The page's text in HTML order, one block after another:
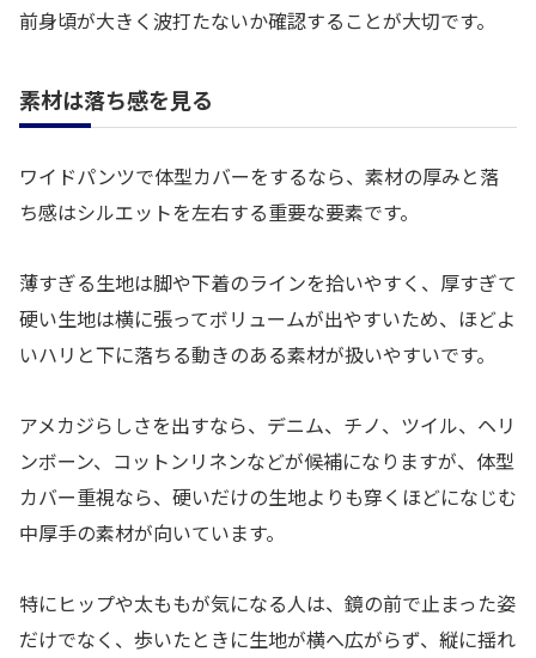
前身頃が大きく波打たないか確認することが大切です。
素材は落ち感を見る
ワイドパンツで体型カバーをするなら、素材の厚みと落
ち感はシルエットを左右する重要な要素です。
薄すぎる生地は脚や下着のラインを拾いやすく、厚すぎて
硬い生地は横に張ってボリュームが出やすいため、ほどよ
いハリと下に落ちる動きのある素材が扱いやすいです。
アメカジらしさを出すなら、デニム、チノ、ツイル、ヘリ
ンボーン、コットンリネンなどが候補になりますが、体型
カバー重視なら、硬いだけの生地よりも穿くほどになじむ
中厚手の素材が向いています。
特にヒップや太ももが気になる人は、鏡の前で止まった姿
だけでなく、歩いたときに生地が横へ広がらず、縦に揺れ